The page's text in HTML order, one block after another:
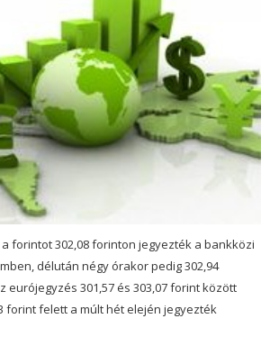
forintot 302,08 forinton jegyezték a bankközi
délután négy órakor pedig 302,94
eurójegyzés 301,57 és 303,07 forint között
forint felett a múlt hét elején jegyezték